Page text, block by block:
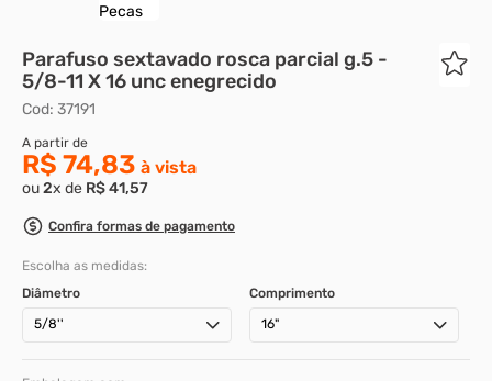
Parafuso sextavado rosca parcial g.5 -
5/8-11 X 16 unc enegrecido
Cod: 37191
R$ 74,83
ou2x de R$41,57
Confira formas de pagamento
Escolha as medidas:
Diâmetro
5/8''
Comprimento
16"
parafuso 5